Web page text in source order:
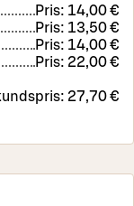
Pris: 14,00 €
Pris: 13,50 €
Pris: 14,00 €
Pris: 22,00 €
27,70 €